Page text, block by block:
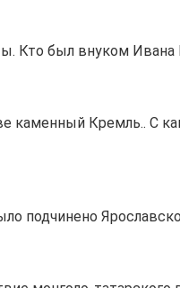
Кто был внуком Ивана
каменный Кремль.. С
подчинено